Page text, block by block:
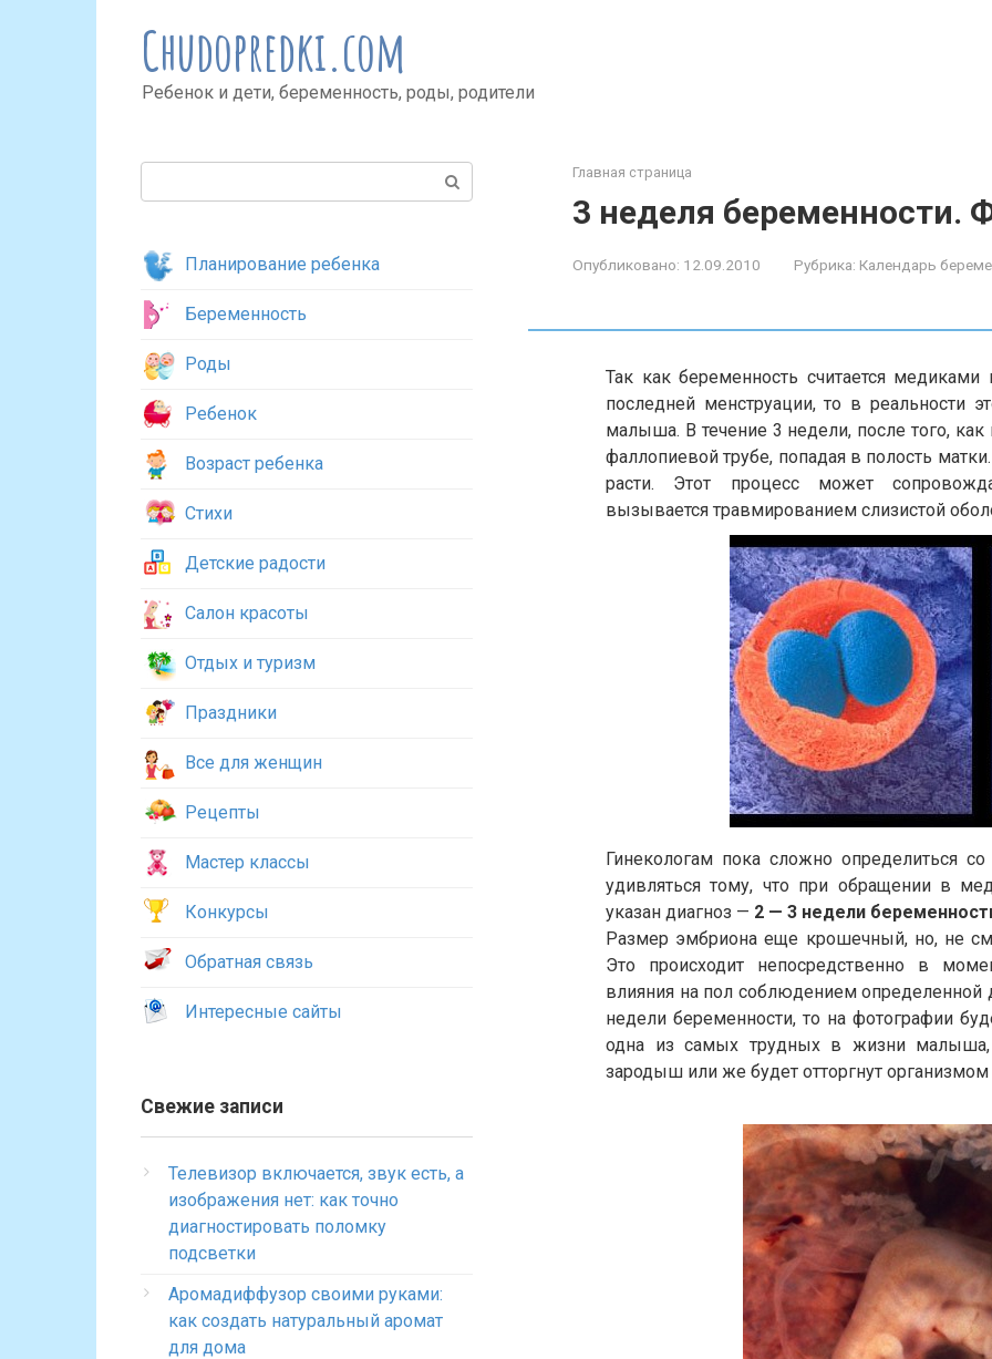
Chudopredki.com
Ребенок и дети, беременность, роды, родители
Главная страница
3 неделя беременности.
Опубликовано: 12.09.2010 Рубрика: Календарь
Так как беременность считается
последней менструации, то в реальности
малыша. В течение 3 недели, после того,
фаллопиевой трубе, попадая в полость
расти. Этот процесс может
вызывается травмированием слизистой
Гинекологам пока сложно определиться
удивляться тому, что при обращении в
указан диагноз — 2 — 3 недели
Размер эмбриона еще крошечный, но, не
Это происходит непосредственно в
влияния на пол соблюдением определенной
недели беременности, то на фотографии
одна из самых трудных в жизни малыша,
зародыш или же будет отторгнут
Планирование ребенка
Беременность
Роды
Ребенок
Возраст ребенка
Стихи
Детские радости
Салон красоты
Отдых и туризм
Праздники
Все для женщин
Рецепты
Мастер классы
Конкурсы
Обратная связь
Интересные сайты
Свежие записи
Телевизор включается, звук есть, а
изображения нет: как точно
диагностировать поломку
подсветки
Аромадиффузор своими руками:
как создать натуральный аромат
для дома